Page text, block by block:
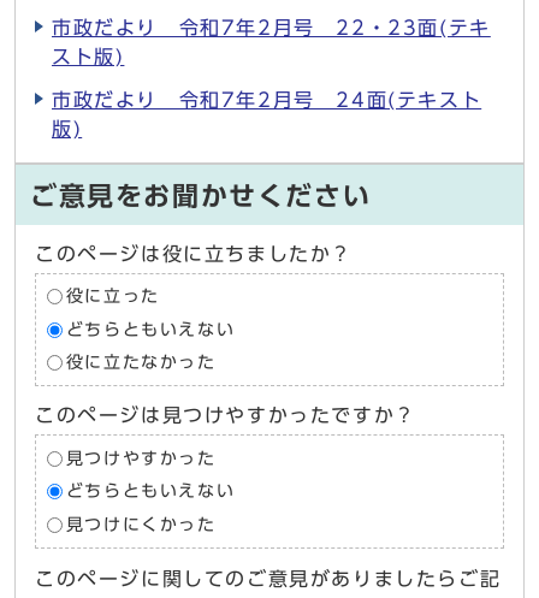
市政だより 令和7年2月号 22・23面(テキ
スト版)
市政だより 令和7年2月号 24面(テキスト
版)
ご意見をお聞かせください
このページは役に立ちましたか？
役に立った
どちらともいえない
役に立たなかった
このページは見つけやすかったですか？
見つけやすかった
どちらともいえない
見つけにくかった
このページに関してのご意見がありましたらご記